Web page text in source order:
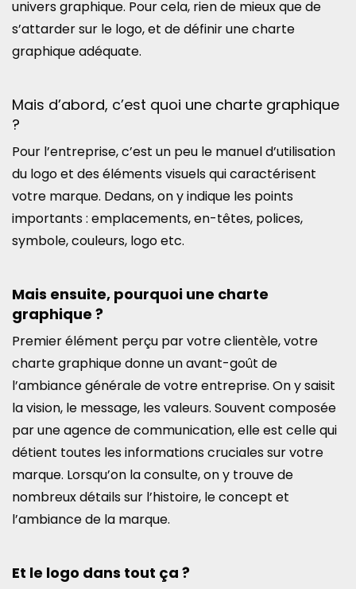
univers graphique. Pour cela, rien de mieux que de
s’attarder sur le logo, et de définir une charte
graphique adéquate.
Mais d’abord, c’est quoi une charte graphique
?
Pour l’entreprise, c’est un peu le manuel d’utilisation
du logo et des éléments visuels qui caractérisent
votre marque. Dedans, on y indique les points
importants : emplacements, en-têtes, polices,
symbole, couleurs, logo etc.
Mais ensuite, pourquoi une charte
graphique ?
Premier élément perçu par votre clientèle, votre
charte graphique donne un avant-goût de
l’ambiance générale de votre entreprise. On y saisit
la vision, le message, les valeurs. Souvent composée
par une agence de communication, elle est celle qui
détient toutes les informations cruciales sur votre
marque. Lorsqu’on la consulte, on y trouve de
nombreux détails sur l’histoire, le concept et
l’ambiance de la marque.
Et le logo dans tout ça ?